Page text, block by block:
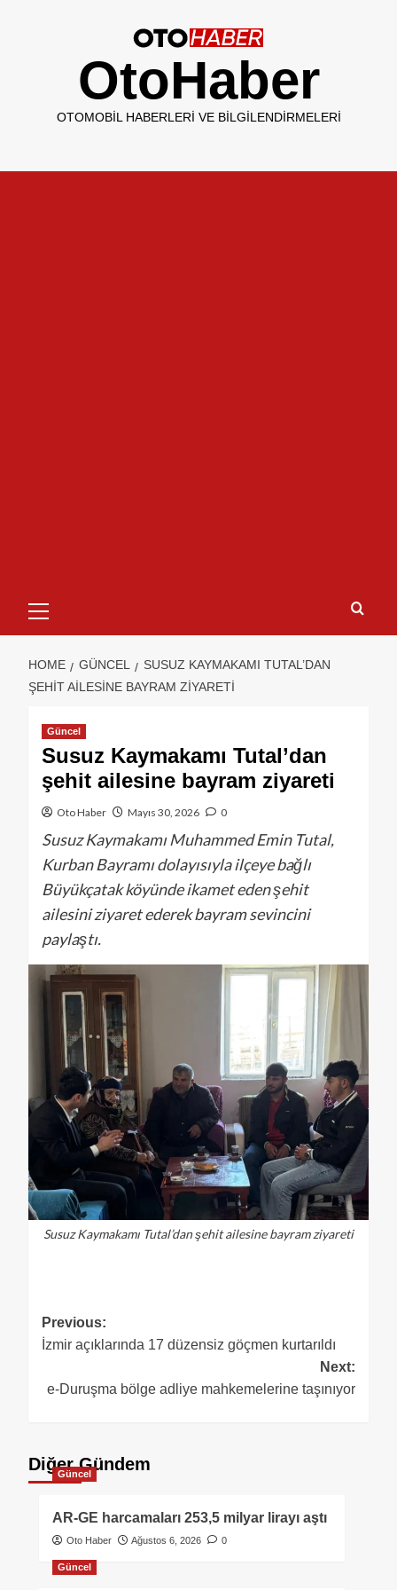
OtoHaber
OTOMOBIL HABERLERI VE BILGILENDIRMELERI
HOME GÜNCEL
SUSUZ KAYMAKAMI TUTAL’DAN
ŞEHIT AILESINE BAYRAM ZIYARETI
Güncel
Susuz Kaymakamı Tutal’dan
şehit ailesine bayram ziyareti
Oto Haber Mayıs 30, 2026 0
Susuz Kaymakamı Muhammed Emin Tutal,
Kurban Bayramı dolayısıyla ilçeye bağlı
Büyükçatak köyünde ikamet eden şehit
ailesini ziyaret ederek bayram sevincini
paylaştı.
Susuz Kaymakamı Tutal’dan şehit ailesine bayram ziyareti
Previous:
İzmir açıklarında 17 düzensiz göçmen kurtarıldı
Next:
e-Duruşma bölge adliye mahkemelerine taşınıyor
Diğer Gündem
Güncel
AR-GE harcamaları 253,5 milyar lirayı aştı
Oto Haber Ağustos 6, 2026 0
Güncel